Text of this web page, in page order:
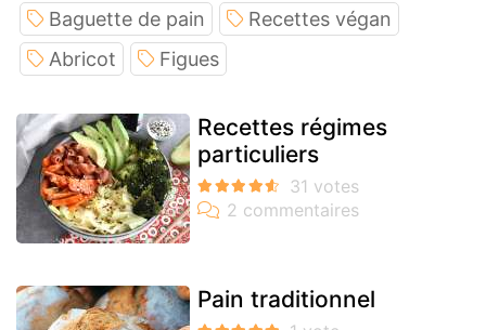
Baguette de pain
Recettes végan
Abricot
Figues
Recettes régimes
particuliers
Pain traditionnel